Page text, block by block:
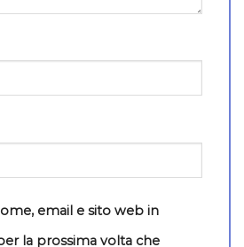
email e sito web in
la prossima volta che